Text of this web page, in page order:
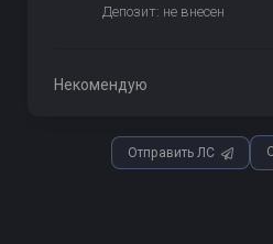
Депозит: не внесен
Некомендую
Отправить ЛС